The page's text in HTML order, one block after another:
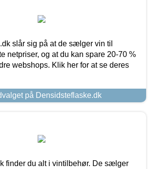
slår sig på at de sælger vin til
netpriser, og at du kan spare 20-70 %
webshops. Klik her for at se deres
på Densidsteflaske.dk
finder du alt i vintilbehør. De sælger